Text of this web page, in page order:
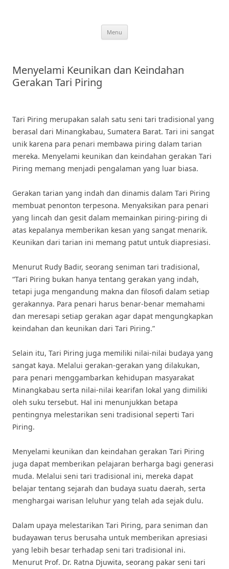
Menu
Menyelami Keunikan dan Keindahan
Gerakan Tari Piring
Tari Piring merupakan salah satu seni tari tradisional yang
berasal dari Minangkabau, Sumatera Barat. Tari ini sangat
unik karena para penari membawa piring dalam tarian
mereka. Menyelami keunikan dan keindahan gerakan Tari
Piring memang menjadi pengalaman yang luar biasa.
Gerakan tarian yang indah dan dinamis dalam Tari Piring
membuat penonton terpesona. Menyaksikan para penari
yang lincah dan gesit dalam memainkan piring-piring di
atas kepalanya memberikan kesan yang sangat menarik.
Keunikan dari tarian ini memang patut untuk diapresiasi.
Menurut Rudy Badir, seorang seniman tari tradisional,
“Tari Piring bukan hanya tentang gerakan yang indah,
tetapi juga mengandung makna dan filosofi dalam setiap
gerakannya. Para penari harus benar-benar memahami
dan meresapi setiap gerakan agar dapat mengungkapkan
keindahan dan keunikan dari Tari Piring.”
Selain itu, Tari Piring juga memiliki nilai-nilai budaya yang
sangat kaya. Melalui gerakan-gerakan yang dilakukan,
para penari menggambarkan kehidupan masyarakat
Minangkabau serta nilai-nilai kearifan lokal yang dimiliki
oleh suku tersebut. Hal ini menunjukkan betapa
pentingnya melestarikan seni tradisional seperti Tari
Piring.
Menyelami keunikan dan keindahan gerakan Tari Piring
juga dapat memberikan pelajaran berharga bagi generasi
muda. Melalui seni tari tradisional ini, mereka dapat
belajar tentang sejarah dan budaya suatu daerah, serta
menghargai warisan leluhur yang telah ada sejak dulu.
Dalam upaya melestarikan Tari Piring, para seniman dan
budayawan terus berusaha untuk memberikan apresiasi
yang lebih besar terhadap seni tari tradisional ini.
Menurut Prof. Dr. Ratna Djuwita, seorang pakar seni tari